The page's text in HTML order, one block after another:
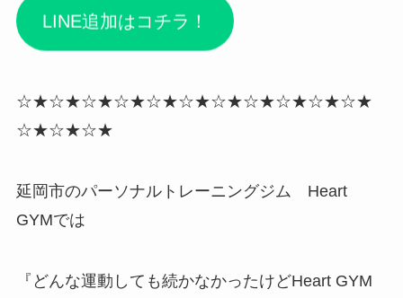
LINE追加はコチラ！
☆★☆★☆★☆★☆★☆★☆★☆★☆★☆★☆★
☆★☆★☆★
延岡市のパーソナルトレーニングジム Heart
GYMでは
『どんな運動しても続かなかったけどHeart GYM